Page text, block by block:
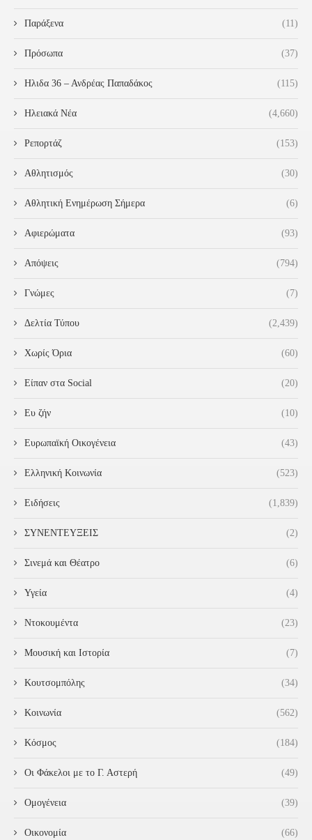
Παράξενα (11)
Πρόσωπα (37)
Ηλιδα 36 – Ανδρέας Παπαδάκος (115)
Ηλειακά Νέα (4,660)
Ρεπορτάζ (153)
Αθλητισμός (30)
Αθλητική Ενημέρωση Σήμερα (6)
Αφιερώματα (93)
Απόψεις (794)
Γνώμες (7)
Δελτία Τύπου (2,439)
Χωρίς Όρια (60)
Είπαν στα Social (20)
Ευ ζήν (10)
Ευρωπαϊκή Οικογένεια (43)
Ελληνική Κοινωνία (523)
Ειδήσεις (1,839)
ΣΥΝΕΝΤΕΥΞΕΙΣ (2)
Σινεμά και Θέατρο (6)
Υγεία (4)
Ντοκουμέντα (23)
Μουσική και Ιστορία (7)
Κουτσομπόλης (34)
Κοινωνία (562)
Κόσμος (184)
Οι Φάκελοι με το Γ. Αστερή (49)
Ομογένεια (39)
Οικονομία (66)